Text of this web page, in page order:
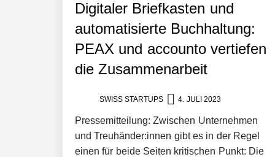
Digitaler Briefkasten und
automatisierte Buchhaltung:
PEAX und accounto vertiefen
die Zusammenarbeit
SWISS STARTUPS 4. JULI 2023
Pressemitteilung: Zwischen Unternehmen
und Treuhänder:innen gibt es in der Regel
einen für beide Seiten kritischen Punkt: Die
c.technology – Das digitale Rückgrat
KnowS – Die Plattform, die
Philippe Theis von Exolynk